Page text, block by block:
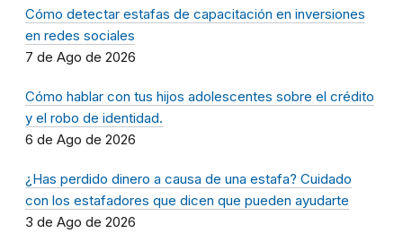
Cómo detectar estafas de capacitación en inversiones
en redes sociales
7 de Ago de 2026
Cómo hablar con tus hijos adolescentes sobre el crédito
y el robo de identidad.
6 de Ago de 2026
¿Has perdido dinero a causa de una estafa? Cuidado
con los estafadores que dicen que pueden ayudarte
3 de Ago de 2026